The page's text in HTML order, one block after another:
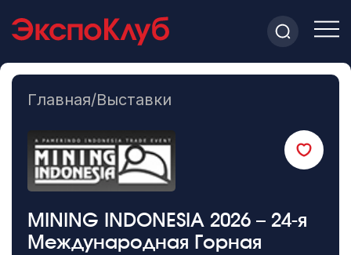
Главная/Выставки
MINING INDONESIA 2026 – 24-я
Международная Горная